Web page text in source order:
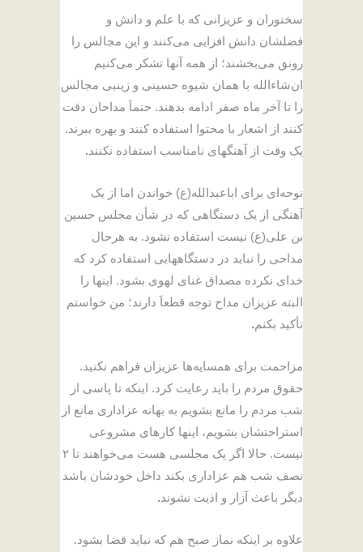
سخنوران و عزیزانی که با علم و دانش و
فضلشان دانش افزایی می‌کنند و این مجالس را
رونق می‌بخشند؛ از همه آنها تشکر می‌کنیم
ان‌شاءالله با همان شیوه حسینی و زینبی مجالس
را تا آخر ماه صفر ادامه بدهند. حتماَ مداحان دقت
کنند از اشعار با محتوا استفاده کنند و بهره ببرند.
یک وقت از آهنگهای نامناسب استفاده نکنند .
نوحه‌ای برای اباعبدالله(ع) خواندن اما از یک
آهنگی از یک دستگاهی که در شأن مجلس حسین
بن علی(ع) نیست استفاده نشود. به هرحال
مداحی را نباید در دستگاههایی استفاده کرد که
خدای نکرده مصداق غنای لهوی بشود. اینها را
البته عزیزان مداح توجه قطعاَ دارند؛ من خواستم
تأکید بکنم.
مزاحمت برای همسایه‌ها عزیزان فراهم نکنید.
حقوق مردم را باید رعایت کرد. اینکه تا پاسی از
شب مردم را مانع بشویم به بهانه عزاداری مانع از
استراحتشان بشویم، اینها کارهای مشروعی
نیست. حالا اگر یک مجلسی هست می‌خواهند تا ۲
نصف شب هم عزاداری بکند داخل خودشان باشد
دیگر باعث آزار و اذیت نشوند .
علاوه بر اینکه نماز صبح هم که نباید قضا بشود.